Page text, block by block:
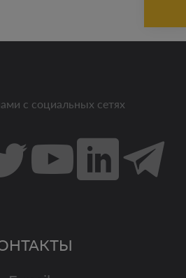
с социальных сетях